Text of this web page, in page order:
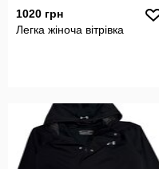
1020 грн
Легка жіноча вітрівка